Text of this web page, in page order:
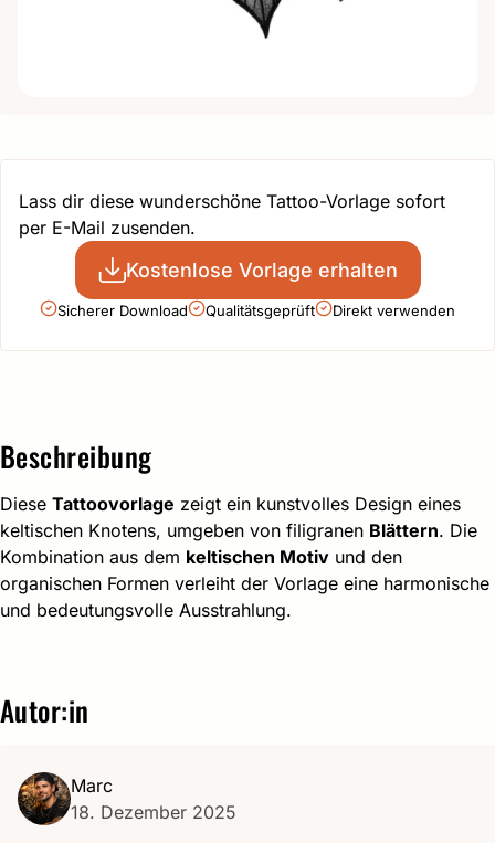
Lass dir diese wunderschöne Tattoo-Vorlage sofort
per E-Mail zusenden.
Kostenlose Vorlage erhalten
Sicherer Download Qualitätsgeprüft Direkt verwenden
Beschreibung
Diese Tattoovorlage zeigt ein kunstvolles Design eines
keltischen Knotens, umgeben von filigranen Blättern. Die
Kombination aus dem keltischen Motiv und den
organischen Formen verleiht der Vorlage eine harmonische
und bedeutungsvolle Ausstrahlung.
Autor:in
Marc
18. Dezember 2025